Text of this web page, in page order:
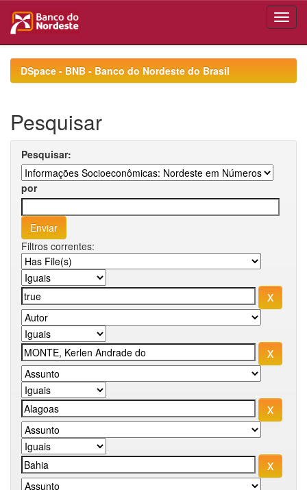
navigationDSpace - BNB - Banco do Nordeste do Brasil
Pesquisar
Pesquisar:
por
Filtros correntes: